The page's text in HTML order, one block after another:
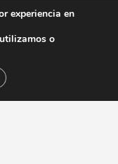
experiencia en
o